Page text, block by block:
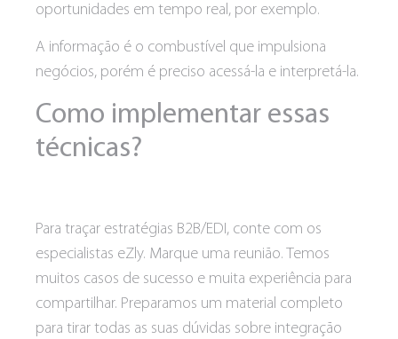
oportunidades em tempo real, por exemplo.
A informação é o combustível que impulsiona
negócios, porém é preciso acessá-la e interpretá-la.
Como implementar essas
técnicas?
Para traçar estratégias B2B/EDI, conte com os
especialistas eZly. Marque uma reunião. Temos
muitos casos de sucesso e muita experiência para
compartilhar. Preparamos um material completo
para tirar todas as suas dúvidas sobre integração